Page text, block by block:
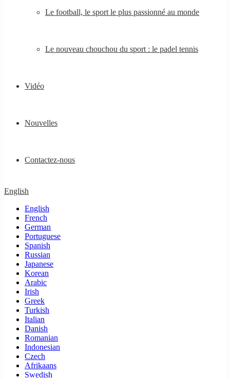
Le football, le sport le plus passionné au monde
Le nouveau chouchou du sport : le padel tennis
Vidéo
Nouvelles
Contactez-nous
English
English
French
German
Portuguese
Spanish
Russian
Japanese
Korean
Arabic
Irish
Greek
Turkish
Italian
Danish
Romanian
Indonesian
Czech
Afrikaans
Swedish